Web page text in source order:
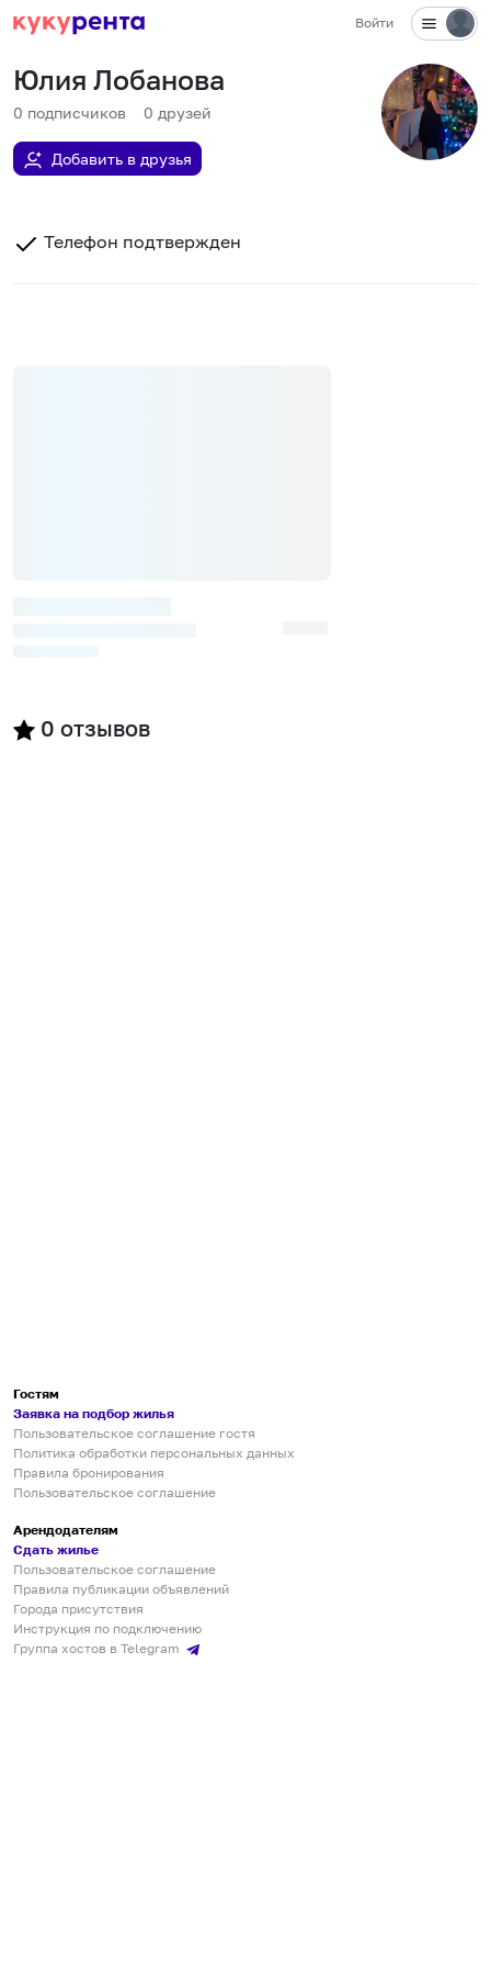
Войти
Юлия Лобанова
0 подписчиков 0 друзей
Добавить в друзья
Телефон подтвержден
0 отзывов
Гостям
Заявка на подбор жилья
Пользовательское соглашение гостя
Политика обработки персональных данных
Правила бронирования
Пользовательское соглашение
Арендодателям
Сдать жилье
Пользовательское соглашение
Правила публикации объявлений
Города присутствия
Инструкция по подключению
Группа хостов в Telegram